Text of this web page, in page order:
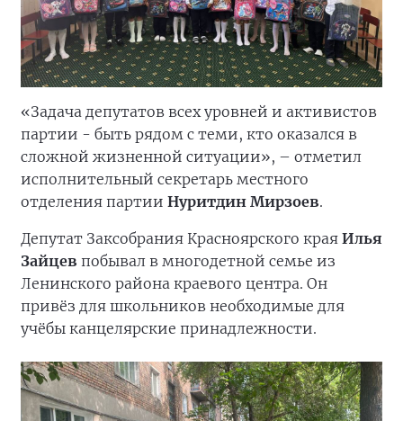
«Задача депутатов всех уровней и активистов
партии - быть рядом с теми, кто оказался в
сложной жизненной ситуации», – отметил
исполнительный секретарь местного
отделения партии Нуритдин Мирзоев.
Депутат Заксобрания Красноярского края Илья
Зайцев побывал в многодетной семье из
Ленинского района краевого центра. Он
привёз для школьников необходимые для
учёбы канцелярские принадлежности.